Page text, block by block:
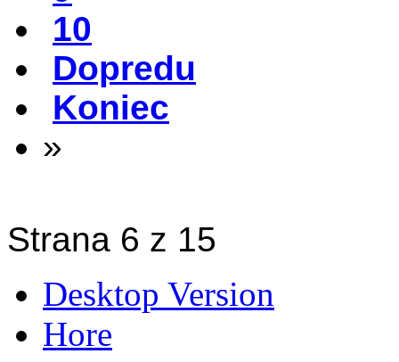
10
Dopredu
Koniec
»
Strana 6 z 15
Desktop Version
Hore